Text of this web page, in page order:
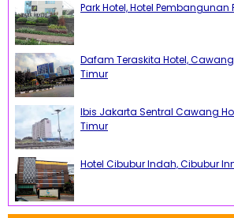
Park Hotel, Hotel Pembangunan
Dafam Teraskita Hotel,
Timur
Ibis Jakarta Sentral Cawang
Timur
Hotel Cibubur Indah, Cibubur